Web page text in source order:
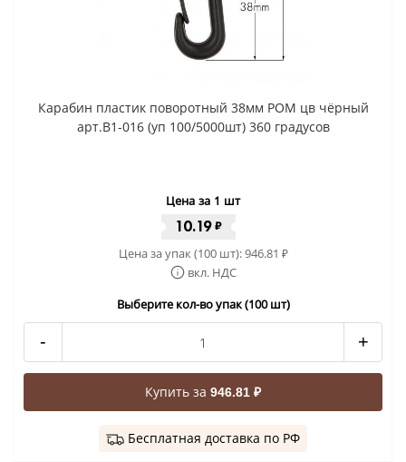
Карабин пластик поворотный 38мм РОМ цв чёрный
арт.В1-016 (уп 100/5000шт) 360 градусов
Цена за 1 шт
10.19₽
Цена за упак (100 шт):946.81 ₽
вкл. НДС
Выберите кол-во упак (100 шт)
- +
Купить за 946.81 ₽
Бесплатная доставка по РФ